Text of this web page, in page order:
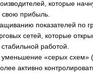
которые
свою прибыль.
показателей по
сетей, которые
работой.
«серых схем»
активно